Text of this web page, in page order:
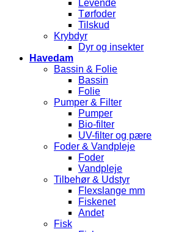
Levende
Tørfoder
Tilskud
Krybdyr
Dyr og insekter
Havedam
Bassin & Folie
Bassin
Folie
Pumper & Filter
Pumper
Bio-filter
UV-filter og pære
Foder & Vandpleje
Foder
Vandpleje
Tilbehør & Udstyr
Flexslange mm
Fiskenet
Andet
Fisk